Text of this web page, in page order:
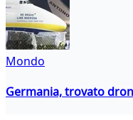
Mondo
Germania, trovato